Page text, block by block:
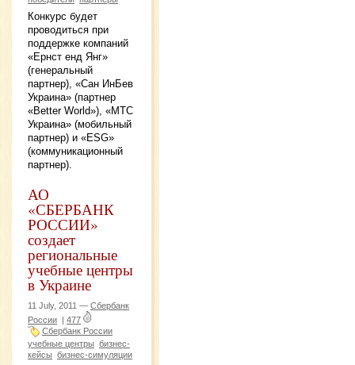
Конкурс будет
проводиться при
поддержке компаний
«Ернст енд Янг»
(генеральный
партнер), «Сан ИнБев
Украина» (партнер
«Better World»), «МТС
Украина» (мобильный
партнер) и «ESG»
(коммуникационный
партнер).
АО
«СБЕРБАНК
РОССИИ»
создает
региональные
учебные центры
в Украине
11 July, 2011 — Сбербанк
России | 477
Сбербанк России
учебные центры бизнес-
кейсы бизнес-симуляции